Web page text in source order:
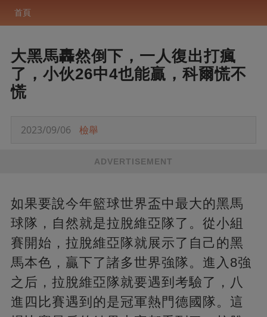
首頁
大黑馬轟然倒下，一人復出打瘋
了，小伙26中4也能贏，科爾慌不
慌
2023/09/06 檢舉
ADVERTISEMENT
如果要說今年籃球世界盃中最大的黑馬
球隊，自然就是拉脫維亞隊了。從小組
賽開始，拉脫維亞隊就展示了自己的黑
馬本色，贏下了諸多世界強隊。進入8強
之后，拉脫維亞隊就要遇到考驗了，八
進四比賽遇到的是冠軍熱門德國隊。這